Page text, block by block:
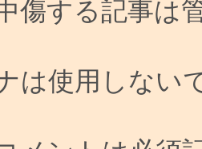
傷する記事は
は使用しない